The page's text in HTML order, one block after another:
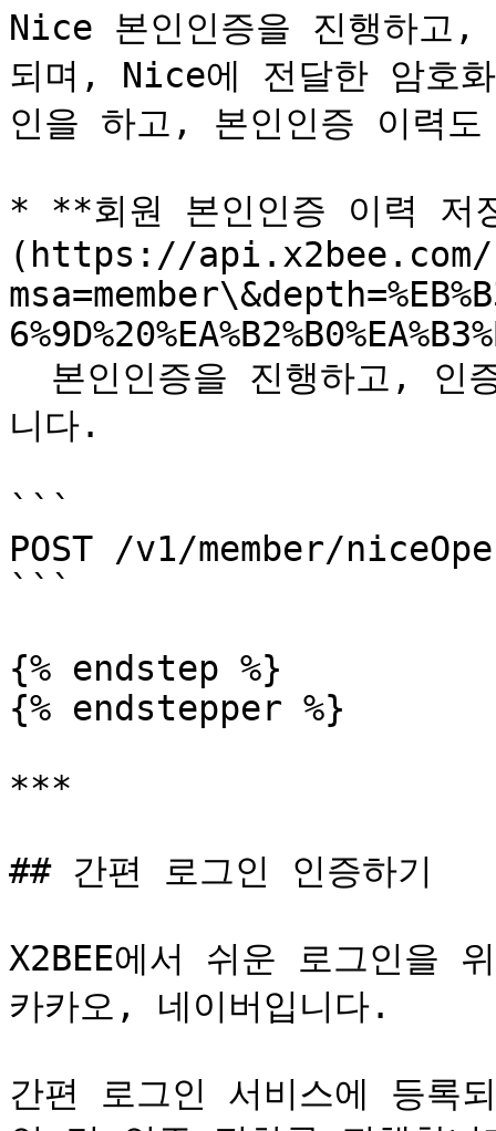
Nice 본인인증을 진행하고,
되며, Nice에 전달한 암호
인을 하고, 본인인증 이력
* **회원 본인인증 이력
(https://api.x2bee.com/
니다.
```
POST /v1/member/
```
{% endstep %}
{% endstepper %}
***
## 간편 로그인 인증하기
X2BEE에서 쉬운 로그인을
카카오, 네이버입니다.
간편 로그인 서비스에 등록